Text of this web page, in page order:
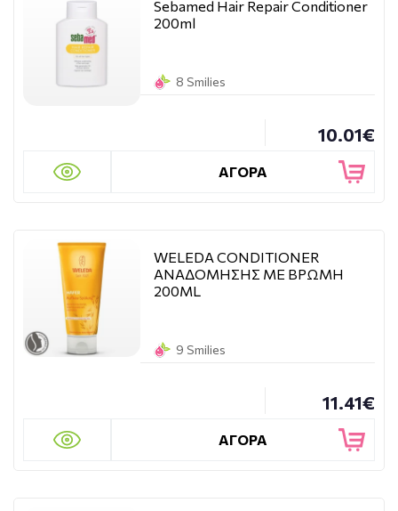
Sebamed Hair Repair Conditioner
200ml
8 Smilies
10.01€
ΑΓΟΡΑ
WELEDA CONDITIONER
ΑΝΑΔΟΜΗΣΗΣ ΜΕ ΒΡΩΜΗ
200ML
9 Smilies
11.41€
ΑΓΟΡΑ